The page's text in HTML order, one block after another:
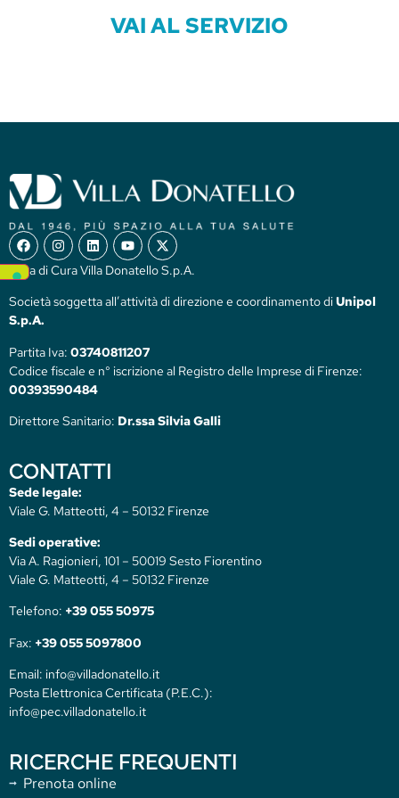
VAI AL SERVIZIO
Casa di Cura Villa Donatello S.p.A.
Società soggetta all’attività di direzione e coordinamento diUnipol
S.p.A.
Partita Iva: 03740811207
Codice fiscale e n° iscrizione al Registro delle Imprese di Firenze:
00393590484
Direttore Sanitario: Dr.ssa Silvia Galli
CONTATTI
Sede legale:
Viale G. Matteotti, 4 – 50132 Firenze
Sedi operative:
Via A. Ragionieri, 101 – 50019 Sesto Fiorentino
Viale G. Matteotti, 4 – 50132 Firenze
Telefono: +39 055 50975
Fax: +39 055 5097800
Email: info@villadonatello.it
Posta Elettronica Certificata (P.E.C.):
info@pec.villadonatello.it
RICERCHE FREQUENTI
Prenota online